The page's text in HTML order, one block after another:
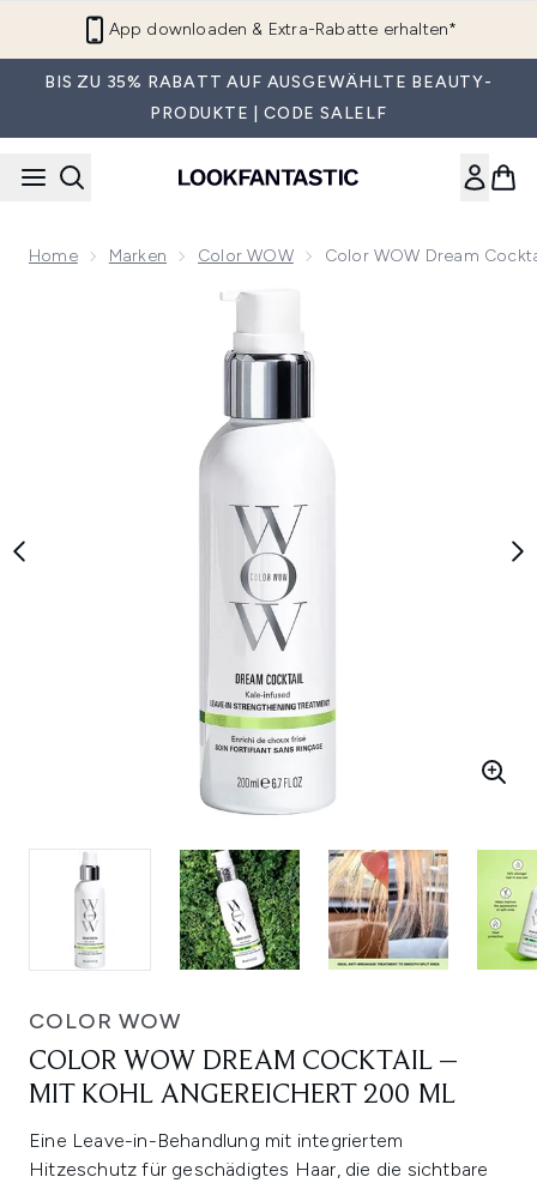
App downloaden & Extra-Rabatte erhalten*
BIS ZU 35% RABATT AUF AUSGEWÄHLTE BEAUTY-
PRODUKTE | CODE SALELF
Home Marken Color WOW Color WOW Dream
Now showing image 1 Color WOW Dream Cocktail – Mit
COLOR WOW
COLOR WOW DREAM COCKTAIL –
MIT KOHL ANGEREICHERT 200 ML
Eine Leave-in-Behandlung mit integriertem
Hitzeschutz für geschädigtes Haar, die die sichtbare